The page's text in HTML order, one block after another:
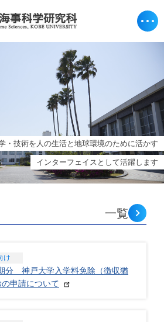
・技術を人の生活と地球環境のために活かす
インターフェイスとして活躍します
一覧
け
分 神戸大学入学料免除（徴収猶
申請について